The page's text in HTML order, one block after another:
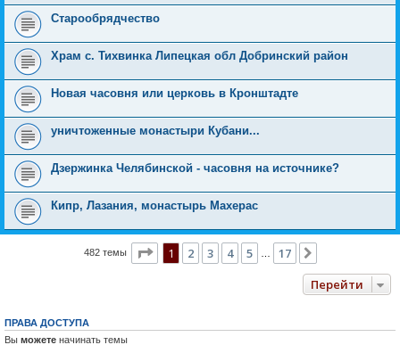
Старообрядчество
Храм с. Тихвинка Липецкая обл Добринский район
Новая часовня или церковь в Кронштадте
уничтоженные монастыри Кубани...
Дзержинка Челябинской - часовня на источнике?
Кипр, Лазания, монастырь Махерас
482 темы Страница из 17
1 2 3 4 5 17
Перейти
ПРАВА ДОСТУПА
Вы можете начинать темы